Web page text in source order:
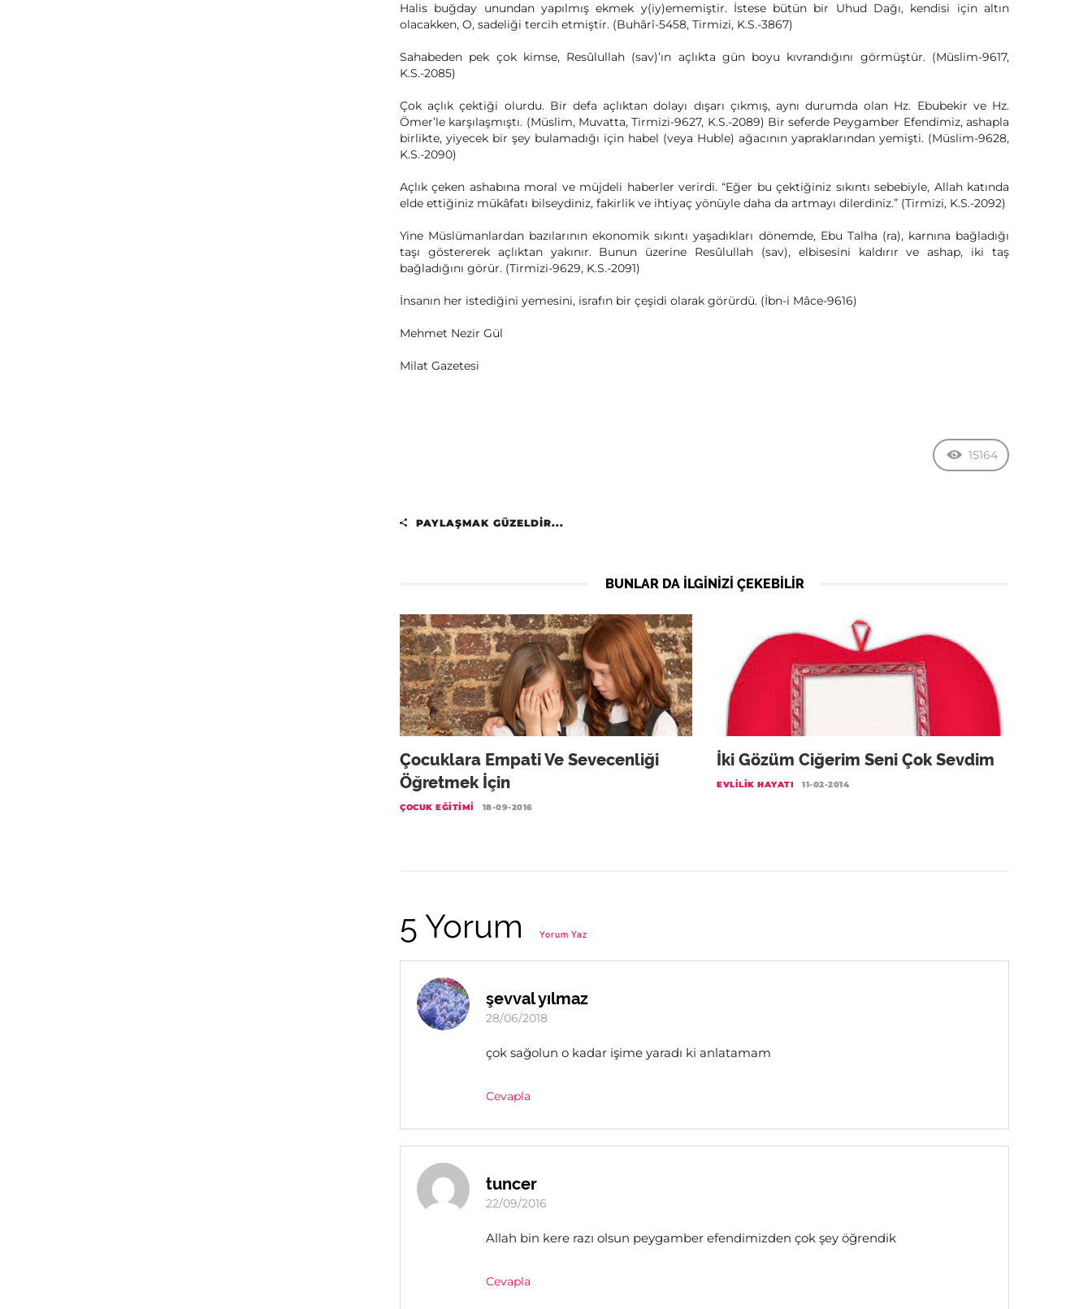
Halis buğday unundan yapılmış ekmek y(iy)ememiştir. İstese bütün bir Uhud Dağı, kendisi için altın
olacakken, O, sadeliği tercih etmiştir. (Buhârî-5458, Tirmizi, K.S.-3867)
Sahabeden pek çok kimse, Resûlullah (sav)’ın açlıkta gün boyu kıvrandığını görmüştür. (Müslim-9617,
K.S.-2085)
Çok açlık çektiği olurdu. Bir defa açlıktan dolayı dışarı çıkmış, aynı durumda olan Hz. Ebubekir ve Hz.
Ömer’le karşılaşmıştı. (Müslim, Muvatta, Tirmizi-9627, K.S.-2089) Bir seferde Peygamber Efendimiz, ashapla
birlikte, yiyecek bir şey bulamadığı için habel (veya Huble) ağacının yapraklarından yemişti. (Müslim-9628,
K.S.-2090)
Açlık çeken ashabına moral ve müjdeli haberler verirdi. “Eğer bu çektiğiniz sıkıntı sebebiyle, Allah katında
elde ettiğiniz mükâfatı bilseydiniz, fakirlik ve ihtiyaç yönüyle daha da artmayı dilerdiniz.” (Tirmizi, K.S.-2092)
Yine Müslümanlardan bazılarının ekonomik sıkıntı yaşadıkları dönemde, Ebu Talha (ra), karnına bağladığı
taşı göstererek açlıktan yakınır. Bunun üzerine Resûlullah (sav), elbisesini kaldırır ve ashap, iki taş
bağladığını görür. (Tirmizi-9629, K.S.-2091)
İnsanın her istediğini yemesini, israfın bir çeşidi olarak görürdü. (İbn-i Mâce-9616)
Mehmet Nezir Gül
Milat Gazetesi
15164
PAYLAŞMAK GÜZELDIR...
BUNLAR DA ILGINIZI ÇEKEBILIR
Çocuklara Empati Ve Sevecenliği
Öğretmek İçin
ÇOCUK EĞITIMI 18-09-2016
İki Gözüm Ciğerim Seni Çok Sevdim
EVLILIK HAYATI 11-02-2014
5 Yorum Yorum Yaz
şevval yılmaz
28/06/2018
çok sağolun o kadar işime yaradı ki anlatamam
Cevapla
tuncer
22/09/2016
Allah bin kere razı olsun peygamber efendimizden çok şey öğrendik
Cevapla